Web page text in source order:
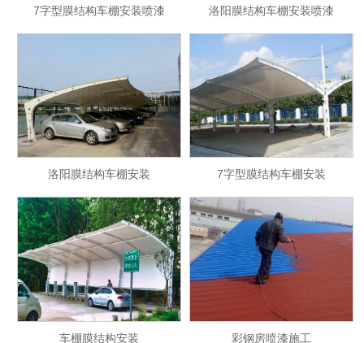
7字型膜结构车棚安装喷漆 洛阳膜结构车棚安装喷漆
洛阳膜结构车棚安装 7字型膜结构车棚安装
车棚膜结构安装 彩钢房喷漆施工